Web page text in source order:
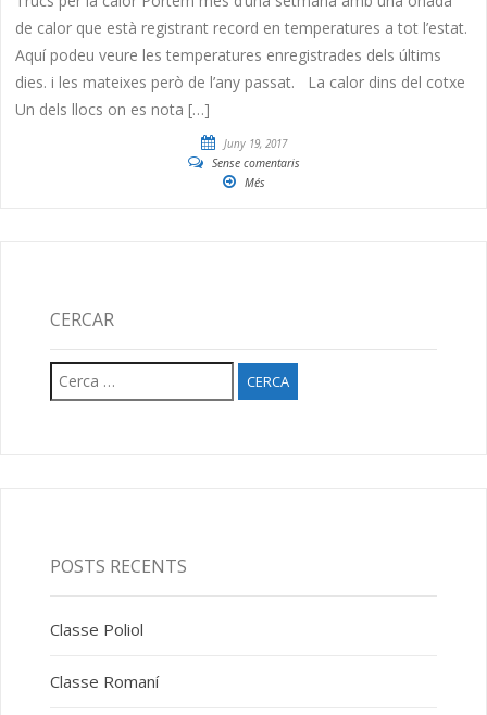
de calor que està registrant record en temperatures a tot l’estat.
Aquí podeu veure les temperatures enregistrades dels últims
dies. i les mateixes però de l’any passat. La calor dins del cotxe
Un dels llocs on es nota […]
Juny 19, 2017
Sense comentaris
Més
CERCAR
Cerca:
POSTS RECENTS
Classe Poliol
Classe Romaní